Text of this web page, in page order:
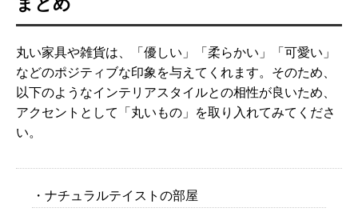
丸い家具や雑貨は、「優しい」「柔らかい」「可愛い」
などのポジティブな印象を与えてくれます。そのため、
以下のようなインテリアスタイルとの相性が良いため、
アクセントとして「丸いもの」を取り入れてみてくださ
い。
・ナチュラルテイストの部屋